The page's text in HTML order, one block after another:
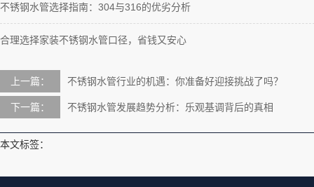
不锈钢水管选择指南：304与316的优劣分析
合理选择家装不锈钢水管口径，省钱又安心
上一篇： 不锈钢水管行业的机遇：你准备好迎接挑战了吗？
下一篇： 不锈钢水管发展趋势分析：乐观基调背后的真相
本文标签：